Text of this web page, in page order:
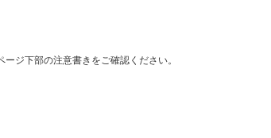
ジ下部の注意書きをご確認ください。